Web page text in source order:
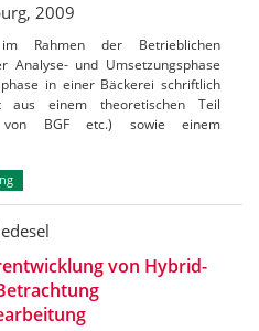
2009
Rahmen der Betrieblichen
Analyse- und Umsetzungsphase
in einer Bäckerei schriftlich
einem theoretischen Teil
von BGF etc.) sowie einem
von Hybrid-